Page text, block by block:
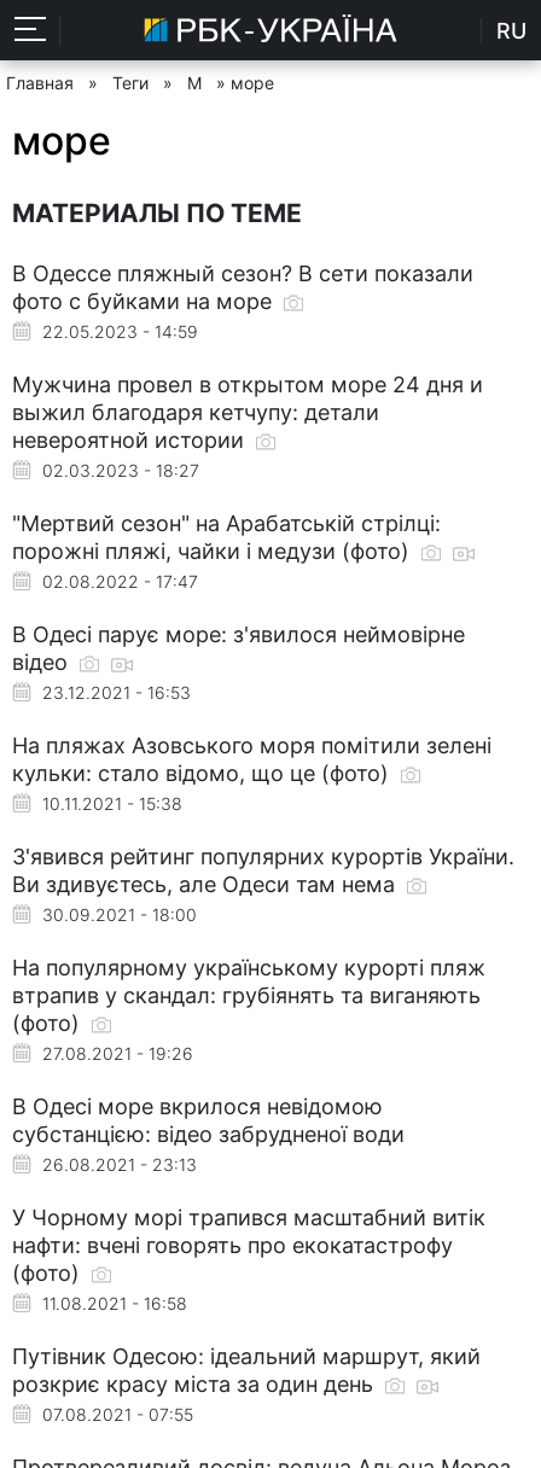
RU
Главная » Теги » М » море
море
МАТЕРИАЛЫ ПО ТЕМЕ
В Одессе пляжный сезон? В сети показали
фото с буйками на море
22.05.2023 - 14:59
Мужчина провел в открытом море 24 дня и
выжил благодаря кетчупу: детали
невероятной истории
02.03.2023 - 18:27
"Мертвий сезон" на Арабатській стрілці:
порожні пляжі, чайки і медузи (фото)
02.08.2022 - 17:47
В Одесі парує море: з'явилося неймовірне
відео
23.12.2021 - 16:53
На пляжах Азовського моря помітили зелені
кульки: стало відомо, що це (фото)
10.11.2021 - 15:38
З'явився рейтинг популярних курортів України.
Ви здивуєтесь, але Одеси там нема
30.09.2021 - 18:00
На популярному українському курорті пляж
втрапив у скандал: грубіянять та виганяють
(фото)
27.08.2021 - 19:26
В Одесі море вкрилося невідомою
субстанцією: відео забрудненої води
26.08.2021 - 23:13
У Чорному морі трапився масштабний витік
нафти: вчені говорять про екокатастрофу
(фото)
11.08.2021 - 16:58
Путівник Одесою: ідеальний маршрут, який
розкриє красу міста за один день
07.08.2021 - 07:55